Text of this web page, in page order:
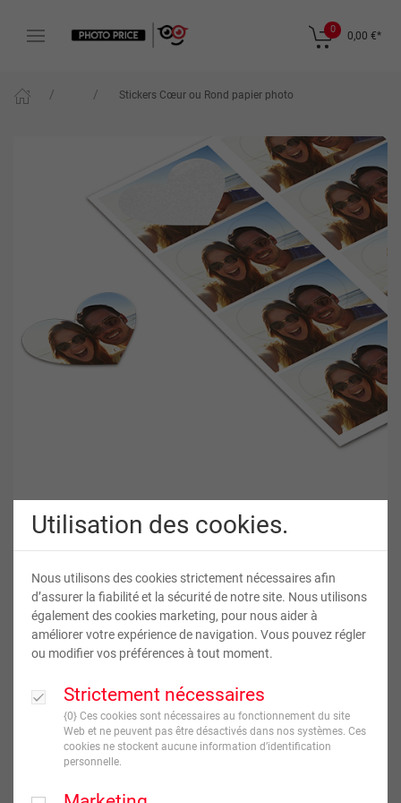
Utilisation des cookies.
Nous utilisons des cookies strictement nécessaires afin
d’assurer la fiabilité et la sécurité de notre site. Nous utilisons
également des cookies marketing, pour nous aider à
améliorer votre expérience de navigation. Vous pouvez régler
ou modifier vos préférences à tout moment.
Strictement nécessaires
{0} Ces cookies sont nécessaires au fonctionnement du site
Web et ne peuvent pas être désactivés dans nos systèmes. Ces
cookies ne stockent aucune information d’identification
personnelle.
0
0,00 €*
Stickers Cœur ou Rond papier photo
Stickers Cœur ou Rond papier photo
90€
TVA incluse
JE CRÉE !
Livraison en 7jour(s) ouvré(s)